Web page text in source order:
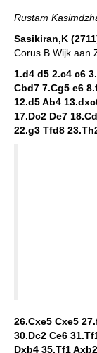
Rustam
Sasikiran,K
Corus B Wijk aan
1.d4 d5 2.c4 c6
Cbd7 7.Cg5 e6
12.d5 Ab4
17.Dc2 De7
22.g3 Tfd8
26.Cxe5 Cxe5
30.Dc2 Ce6
Dxb4 35.Tf1